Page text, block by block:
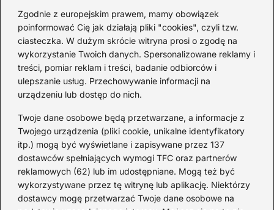
Zgodnie z europejskim prawem, mamy obowiązek
poinformować Cię jak działają pliki "cookies", czyli tzw.
ciasteczka. W dużym skrócie witryna prosi o zgodę na
wykorzystanie Twoich danych. Spersonalizowane reklamy i
treści, pomiar reklam i treści, badanie odbiorców i
ulepszanie usług. Przechowywanie informacji na
urządzeniu lub dostęp do nich.
Twoje dane osobowe będą przetwarzane, a informacje z
Twojego urządzenia (pliki cookie, unikalne identyfikatory
itp.) mogą być wyświetlane i zapisywane przez 137
dostawców spełniających wymogi TFC oraz partnerów
reklamowych (62) lub im udostępniane. Mogą też być
wykorzystywane przez tę witrynę lub aplikację. Niektórzy
dostawcy mogę przetwarzać Twoje dane osobowe na
wykorzystując współczesne formy zabaw,
takie jak śpiew czy prace plastyczne.
Podrzucam link do wpisu, w którym była
mowa o podobnym zagadnieniu. Zabawy
ruchowe oraz rytmiczne wyliczanki
naszego kraju, a przy tym stanowią
znakomity sposób na integrację między
pokoleniami.
Wspólna zabawa wzmacnia